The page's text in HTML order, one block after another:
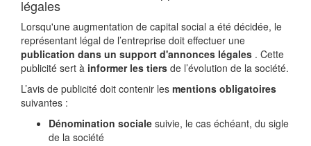
légales
Lorsqu'une augmentation de capital social a été décidée, le
représentant légal de l’entreprise doit effectuer une
publication dans un support d'annonces légales . Cette
publicité sert à informer les tiers de l’évolution de la société.
L’avis de publicité doit contenir les mentions obligatoires
suivantes :
Dénomination sociale suivie, le cas échéant, du sigle
de la société